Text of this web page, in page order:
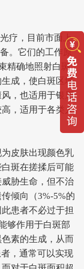
疗，目前市面上
。它们的工作原
精确地照射白斑
成，使白斑区域
，也适用于银屑
，适用于各类人
皮肤出现颜色乳
斑在搓揉后可能
胁生命，但不治
倾向（3%-5%的
患者不必过于担
够作用于白斑部
素的生成，从而
，通常可以实现